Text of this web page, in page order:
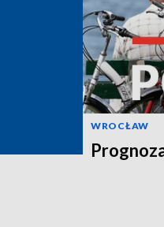
WROCŁAW